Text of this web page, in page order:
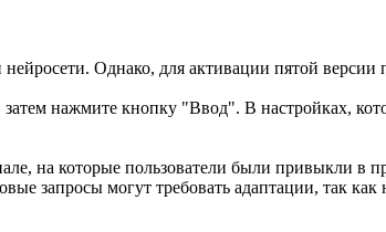
Однако, для активации пятой версии
нажмите кнопку "Ввод". В настройках,
на которые пользователи были привыкли в
запросы могут требовать адаптации, так